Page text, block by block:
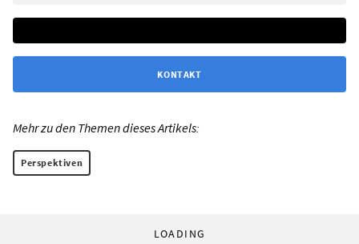
KONTAKT
Mehr zu den Themen dieses Artikels:
Perspektiven
LOADING